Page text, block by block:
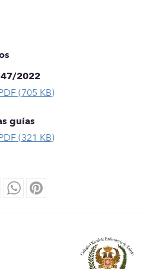
47/2022
(705 KB)
guías
(321 KB)